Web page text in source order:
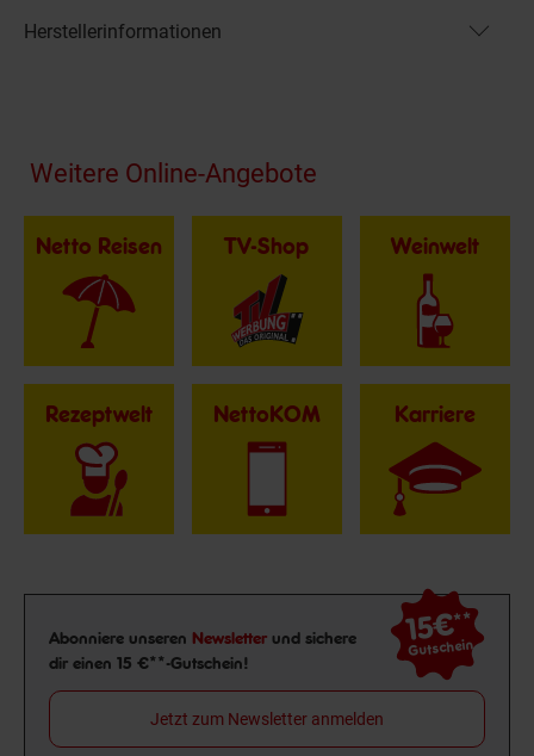
Herstellerinformationen
Fußzeile
Weitere Online-Angebote
Netto Reisen TV-Shop Weinwelt
Rezeptwelt NettoKOM Karriere
Newsletter Anmeldung
Abonniere unseren Newsletter und sichere
dir einen 15 €**-Gutschein!
15€**
Gutschein
Jetzt zum Newsletter anmelden